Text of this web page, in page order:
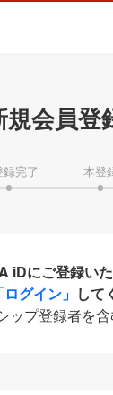
規会員登
完了 本登
iDにご登録い
ログイン」 して
ップ登録者を含